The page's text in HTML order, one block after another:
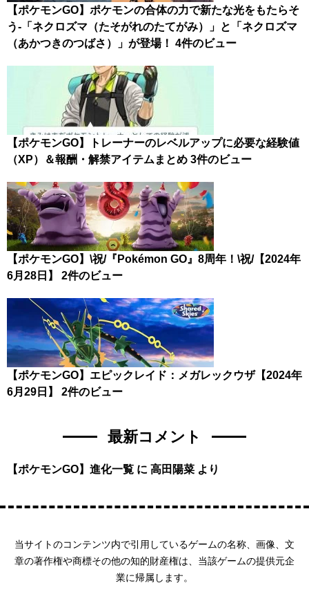
【ポケモンGO】ポケモンの合体の力で新たな光をもたらそ
う-「ネクロズマ（たそがれのたてがみ）」と「ネクロズマ
（あかつきのつばさ）」が登場！ 4件のビュー
【ポケモンGO】トレーナーのレベルアップに必要な経験値
（XP）＆報酬・解禁アイテムまとめ 3件のビュー
【ポケモンGO】\祝/『Pokémon GO』8周年！\祝/【2024年
6月28日】
2件のビュー
【ポケモンGO】エピックレイド：メガレックウザ【2024年
6月29日】
2件のビュー
最新コメント
【ポケモンGO】進化一覧 に 高田陽菜 より
当サイトのコンテンツ内で引用しているゲームの名称、画像、文
章の著作権や商標その他の知的財産権は、当該ゲームの提供元企
業に帰属します。